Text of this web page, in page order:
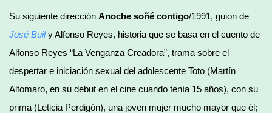
Su siguiente dirección Anoche soñé contigo/1991, guion de
José Buily Alfonso Reyes, historia que se basa en el cuento de
Alfonso Reyes “La Venganza Creadora”, trama sobre el
despertar e iniciación sexual del adolescente Toto (Martín
Altomaro, en su debut en el cine cuando tenía 15 años), con su
prima (Leticia Perdigón), una joven mujer mucho mayor que él;